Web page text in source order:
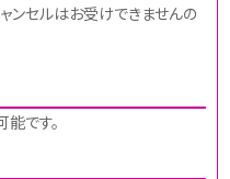
ンセルはお受けできませんの
です。